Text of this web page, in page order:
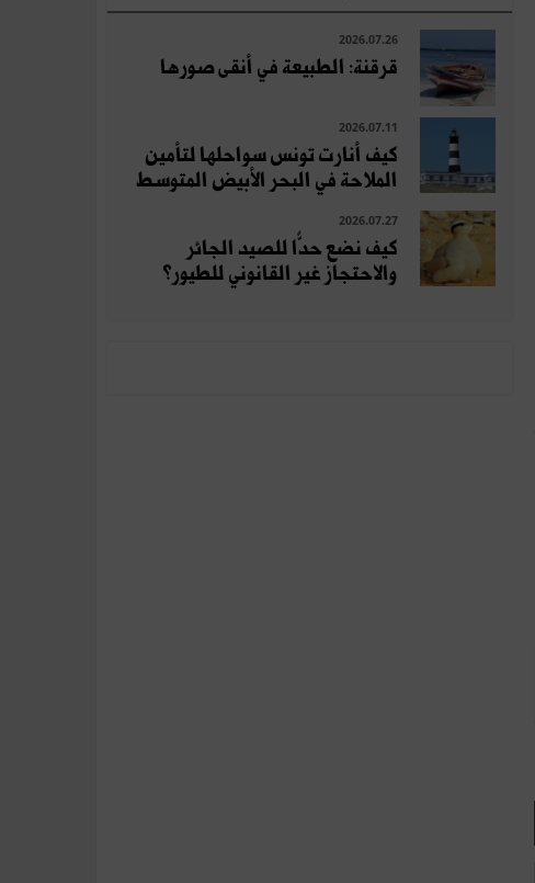
2026.07.26
قرقنة: الطبيعة في أنقى صورها
2026.07.11
كيف أنارت تونس سواحلها لتأمين
الملاحة في البحر الأبيض المتوسط
2026.07.27
كيف نضع حدًّا للصيد الجائر
والاحتجاز غير القانوني للطيور؟